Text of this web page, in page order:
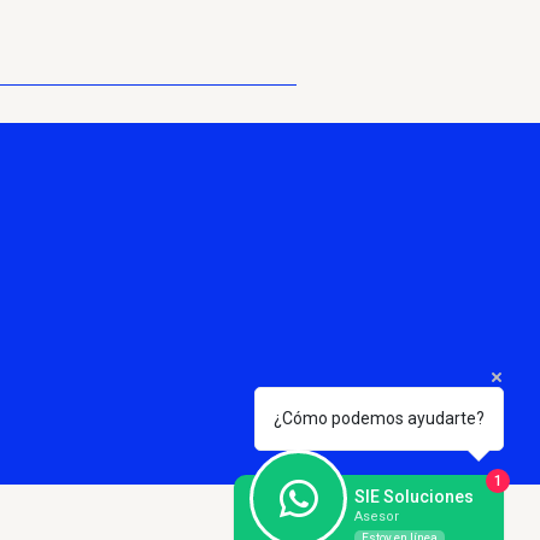
¿Cómo podemos ayudarte?
SIE Soluciones
Asesor
1